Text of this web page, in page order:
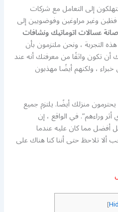
إلى التعامل مع شركات
وغير مراوغين وفوضويين إلى
عسالات اتوماتيك ونشافات
التجربة ، ونحن ملتزمون بأن
تكون واثقًا من معرفتك أنه عند
، ولكنهم أيضًا مهذبون
منزلك أيضًا. يلتزم جميع
أثر وراءهم”. في الواقع ، إن
أفضل مما كان عليه عندما
ألا تلاحظ حتى أننا كنا هناك على
]